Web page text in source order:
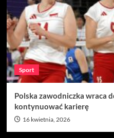
Sport
Polska zawodniczka wraca
kontynuować karierę
16 kwietnia, 2026